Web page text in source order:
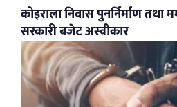
कोइराला निवास पुनर्निर्माण तथा
सरकारी बजेट अस्वीकार